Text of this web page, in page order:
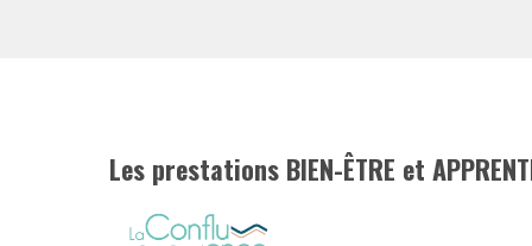
Les prestations BIEN-ÊTRE et